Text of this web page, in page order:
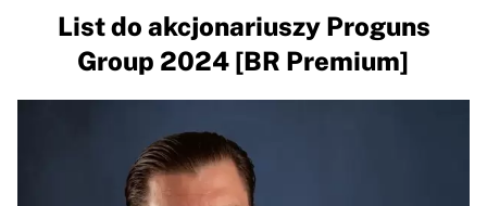
List do akcjonariuszy Proguns
Group 2024 [BR Premium]